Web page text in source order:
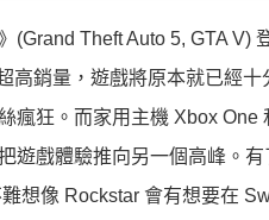
Theft Auto 5, GTA V)
銷量，遊戲將原本就已經十
瘋狂。而家用主機 Xbox One
遊戲體驗推向另一個高峰。
想像 Rockstar 會有想要在